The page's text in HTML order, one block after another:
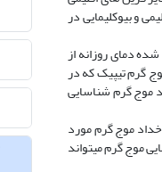
و بیوکلیمایی در
انحراف نرمال شده دمای روزانه از
گرم تیپیک که در
موج گرم شناسایی
و دوما حین خداد موج گرم مورد
موج گرم میتواند